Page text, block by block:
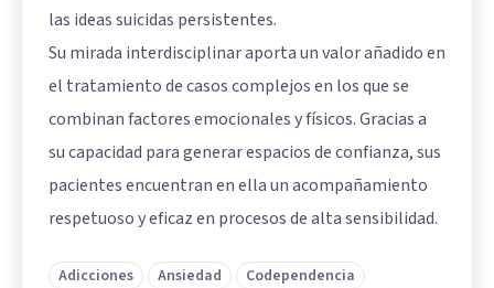
las ideas suicidas persistentes.
Su mirada interdisciplinar aporta un valor añadido en
el tratamiento de casos complejos en los que se
combinan factores emocionales y físicos. Gracias a
su capacidad para generar espacios de confianza, sus
pacientes encuentran en ella un acompañamiento
respetuoso y eficaz en procesos de alta sensibilidad.
Adicciones Ansiedad
Codependencia